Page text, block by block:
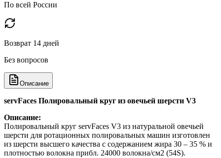
По всей России
Возврат 14 дней
Без вопросов
Описание
servFaces Полировальный круг из овечьей шерсти V3
Описание:
Полировальный круг servFaces V3 из натуральной овечьей
шерсти для ротационных полировальных машин изготовлен
из шерсти высшего качества с содержанием жира 30 – 35 % и
плотностью волокна прибл. 24000 волокна/см2 (54S).